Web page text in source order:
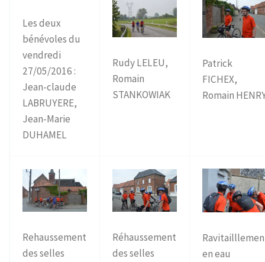
Les deux
bénévoles du
vendredi
27/05/2016 :
Jean-claude
LABRUYERE,
Jean-Marie
DUHAMEL
Rudy LELEU,
Romain
STANKOWIAK
Patrick
FICHEX,
Romain
Rehaussement
des selles
Réhaussement
des selles
en eau